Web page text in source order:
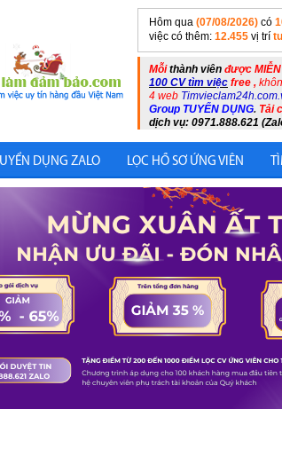
Hôm qua (07/08/2026) có
việc có thêm: 12.455 vị trí
Mỗithành viên được
100 CV tìm việc free ,
4 web
Group TUYỂN DỤNG. Tải
dịch vụ: 0971.888.621
DỤNG ZALO LỌC HỒ SƠ ỨNG VIÊN